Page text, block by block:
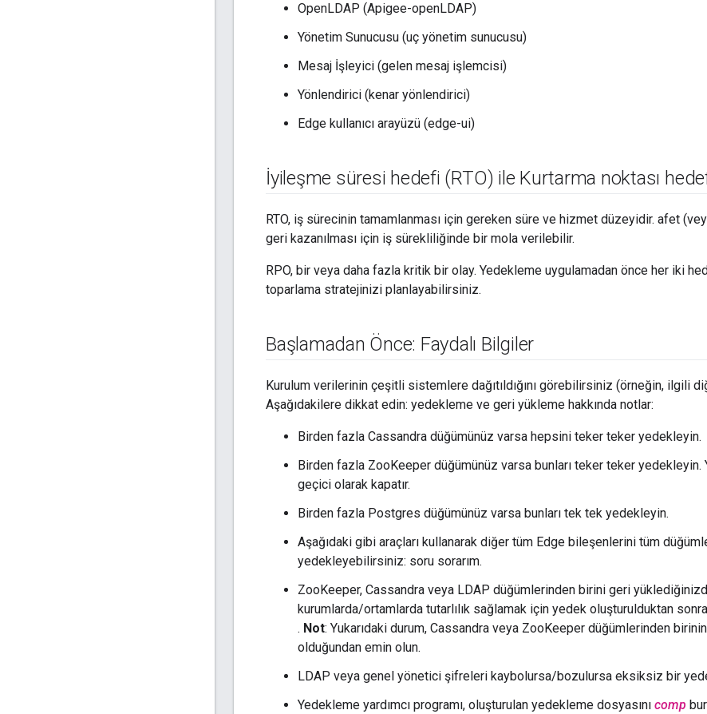
OpenLDAP (Apigee-openLDAP)
Yönetim Sunucusu (uç yönetim sunucusu)
Mesaj İşleyici (gelen mesaj işlemcisi)
Yönlendirici (kenar yönlendirici)
Edge kullanıcı arayüzü (edge-ui)
İyileşme süresi hedefi (RTO) ile Kurtarma noktası
RTO, iş sürecinin tamamlanması için gereken süre ve hizmet düzeyidir. afet
geri kazanılması için iş sürekliliğinde bir mola verilebilir.
RPO, bir veya daha fazla kritik bir olay. Yedekleme uygulamadan önce her iki
toparlama stratejinizi planlayabilirsiniz.
Başlamadan Önce: Faydalı Bilgiler
Kurulum verilerinin çeşitli sistemlere dağıtıldığını görebilirsiniz (örneğin, ilgili
Aşağıdakilere dikkat edin: yedekleme ve geri yükleme hakkında notlar:
Birden fazla Cassandra düğümünüz varsa hepsini teker teker yedekleyin.
Birden fazla ZooKeeper düğümünüz varsa bunları teker teker
geçici olarak kapatır.
Birden fazla Postgres düğümünüz varsa bunları tek tek yedekleyin.
Aşağıdaki gibi araçları kullanarak diğer tüm Edge bileşenlerini tüm
yedekleyebilirsiniz: soru sorarım.
ZooKeeper, Cassandra veya LDAP düğümlerinden birini geri
kurumlarda/ortamlarda tutarlılık sağlamak için yedek oluşturulduktan
. Not: Yukarıdaki durum, Cassandra veya ZooKeeper düğümlerinden
olduğundan emin olun.
LDAP veya genel yönetici şifreleri kaybolursa/bozulursa eksiksiz bir
Yedekleme yardımcı programı, oluşturulan yedekleme dosyasını comp